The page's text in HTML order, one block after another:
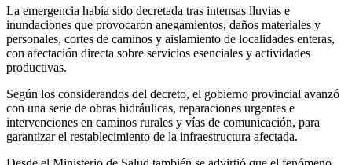
La emergencia había sido decretada tras intensas lluvias e
inundaciones que provocaron anegamientos, daños materiales y
personales, cortes de caminos y aislamiento de localidades enteras,
con afectación directa sobre servicios esenciales y actividades
productivas.
Según los considerandos del decreto, el gobierno provincial avanzó
con una serie de obras hidráulicas, reparaciones urgentes e
intervenciones en caminos rurales y vías de comunicación, para
garantizar el restablecimiento de la infraestructura afectada.